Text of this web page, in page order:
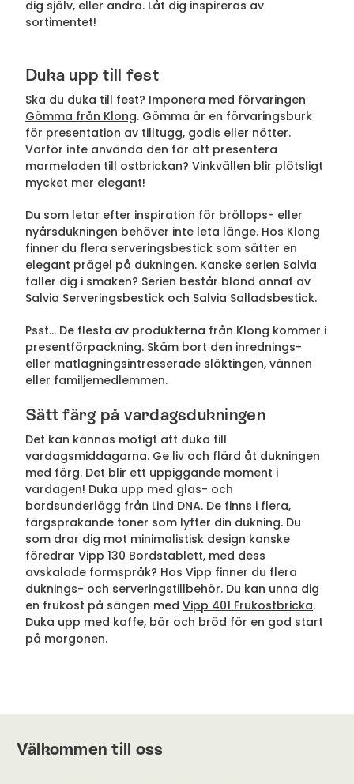
dig själv, eller andra. Låt dig inspireras av
sortimentet!
Duka upp till fest
Ska du duka till fest? Imponera med förvaringen
Gömma från Klong. Gömma är en förvaringsburk
för presentation av tilltugg, godis eller nötter.
Varför inte använda den för att presentera
marmeladen till ostbrickan? Vinkvällen blir plötsligt
mycket mer elegant!
Du som letar efter inspiration för bröllops- eller
nyårsdukningen behöver inte leta länge. Hos Klong
finner du flera serveringsbestick som sätter en
elegant prägel på dukningen. Kanske serien Salvia
faller dig i smaken? Serien består bland annat av
Salvia Serveringsbestick och Salvia Salladsbestick.
Psst… De flesta av produkterna från Klong kommer i
presentförpackning. Skäm bort den inrednings-
eller matlagningsintresserade släktingen, vännen
eller familjemedlemmen.
Sätt färg på vardagsdukningen
Det kan kännas motigt att duka till
vardagsmiddagarna. Ge liv och flärd åt dukningen
med färg. Det blir ett uppiggande moment i
vardagen! Duka upp med glas- och
bordsunderlägg från Lind DNA. De finns i flera,
färgsprakande toner som lyfter din dukning. Du
som drar dig mot minimalistisk design kanske
föredrar Vipp 130 Bordstablett, med dess
avskalade formspråk? Hos Vipp finner du flera
duknings- och serveringstillbehör. Du kan unna dig
en frukost på sängen med Vipp 401 Frukostbricka.
Duka upp med kaffe, bär och bröd för en god start
på morgonen.
Välkommen till oss